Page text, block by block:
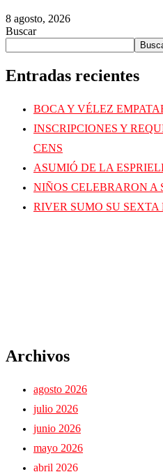
8 agosto, 2026
Buscar
Entradas recientes
BOCA Y VÉLEZ
INSCRIPCIONES Y
CENS
ASUMIÓ DE LA
NIÑOS CELEBRARON A
RIVER SUMO SU SEXTA
Archivos
agosto 2026
julio 2026
junio 2026
mayo 2026
abril 2026